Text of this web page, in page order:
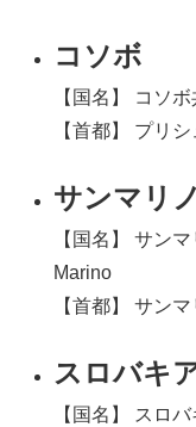
コソボ
【国名】 コソ
【首都】 プリ
サンマリノ
【国名】 サン
Marino
【首都】 サン
スロバキ
【国名】 スロ